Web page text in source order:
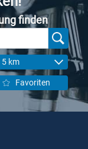
finden
5 km
Favoriten